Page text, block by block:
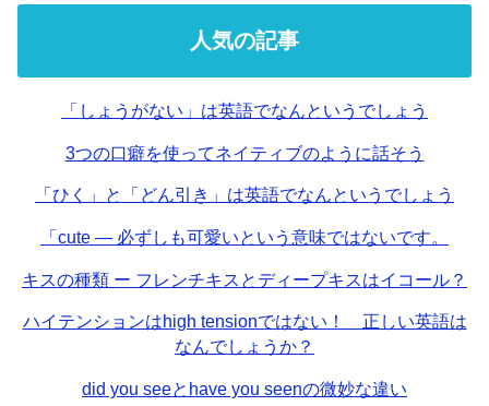
人気の記事
「しょうがない」は英語でなんというでしょう
3つの口癖を使ってネイティブのように話そう
「ひく」と「どん引き」は英語でなんというでしょう
「cute — 必ずしも可愛いという意味ではないです。
キスの種類 ー フレンチキスとディープキスはイコール？
ハイテンションはhigh tensionではない！ 正しい英語は
なんでしょうか？
did you seeとhave you seenの微妙な違い